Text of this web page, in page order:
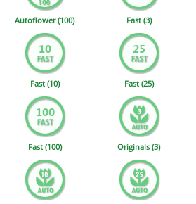
Autoflower (100) Fast (3)
Fast (10) Fast (25)
Fast (100) Originals (3)